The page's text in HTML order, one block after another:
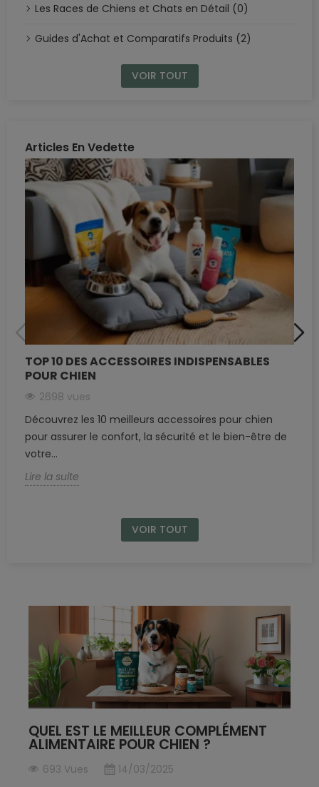
Les Races de Chiens et Chats en Détail (0)
Guides d'Achat et Comparatifs Produits (2)
VOIR TOUT
Articles En Vedette
TOP 10 DES ACCESSOIRES INDISPENSABLES
POUR CHIEN
2698 vues
Découvrez les 10 meilleurs accessoires pour chien
pour assurer le confort, la sécurité et le bien-être de
votre...
Lire la suite
VOIR TOUT
QUEL EST LE MEILLEUR COMPLÉMENT
ALIMENTAIRE POUR CHIEN ?
693 Vues 14/03/2025